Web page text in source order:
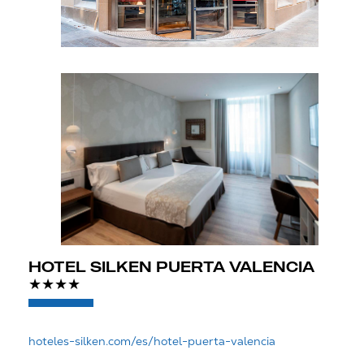
HOTEL SILKEN PUERTA VALENCIA
★★★★
hoteles-silken.com/es/hotel-puerta-valencia